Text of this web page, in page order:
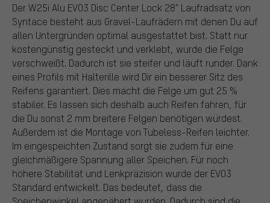
Der W25i Alu EVO3 Disc Center Lock 28" Laufradsatz von
Syntace besteht aus Gravel-Laufrädern mit denen Du auf
allen Untergründen optimal ausgestattet bist. Statt nur
kostengünstig gesteckt und verklebt, wurde die Felge
verschweißt. Dadurch ist sie steifer und läuft runder. Dank
eines Profils mit Halterille wird Dir ein besserer Sitz des
Reifens garantiert. Dies macht die Felge um gut 25 %
stabiler. Es lassen sich deshalb auch Reifen fahren, für
die Du sonst 2 mm breitere Felgen benötigen würdest.
Außerdem ist die Montage von Tubeless-Reifen leichter.
Im eingespeichten Zustand sorgt sie zudem für eine
gleichmäßigere Spannung aller Speichen. Für noch
höhere Stabilität und Lenkpräzision wurde der EVO3
Standard entwickelt. Das bedeutet, dass die